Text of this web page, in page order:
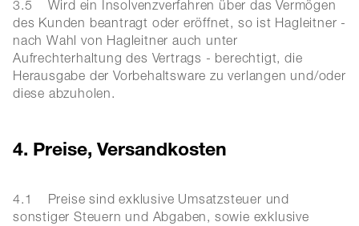
3.5 Wird ein Insolvenzverfahren über das Vermögen
des Kunden beantragt oder eröffnet, so ist Hagleitner -
nach Wahl von Hagleitner auch unter
Aufrechterhaltung des Vertrags - berechtigt, die
Herausgabe der Vorbehaltsware zu verlangen und/oder
diese abzuholen.
4. Preise, Versandkosten
4.1 Preise sind exklusive Umsatzsteuer und
sonstiger Steuern und Abgaben, sowie exklusive